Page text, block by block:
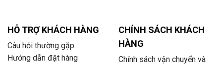
HỖ TRỢ KHÁCH HÀNG
Câu hỏi thường gặp
Hướng dẫn đặt hàng
CHÍNH SÁCH KHÁCH
HÀNG
Chính sách vận chuyển và